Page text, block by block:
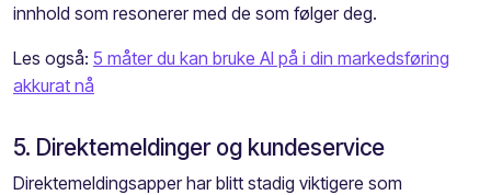
innhold som resonerer med de som følger deg.
Les også: 5 måter du kan bruke AI på i din markedsføring
akkurat nå
5. Direktemeldinger og kundeservice
Direktemeldingsapper har blitt stadig viktigere som